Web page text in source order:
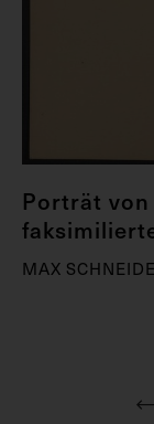
Porträt von
MAX